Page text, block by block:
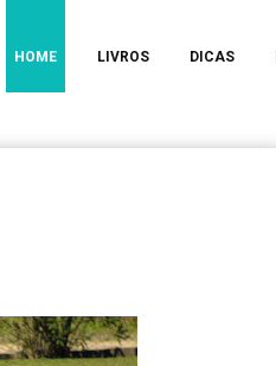
HOME LIVROS DICAS